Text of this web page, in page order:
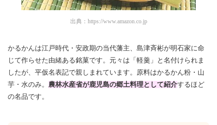
出典： https://www.amazon.co.jp
かるかんは江戸時代・安政期の当代藩主、島津斉彬が明石家に命
じて作らせた由緒ある銘菓です。元々は「軽羹」と名付けられま
したが、平仮名表記で親しまれています。原料はかるかん粉・山
芋・水のみ。 農林水産省が鹿児島の郷土料理として紹介するほど
の名品です。